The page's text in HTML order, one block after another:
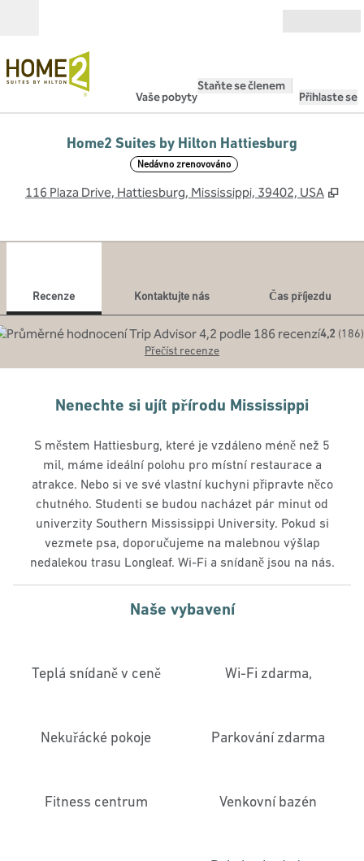
Vaše pobyty
Staňte se členem
Přihlaste se
Home2 Suites by Hilton Hattiesburg
Nedávno zrenovováno
116 Plaza Drive, Hattiesburg, Mississippi, 39402, USA ,
Recenze Kontaktujte nás
Čas příjezdu
4,2 (186)
Přečíst recenze
Nenechte si ujít přírodu Mississippi
S městem Hattiesburg, které je vzdáleno méně než 5
mil, máme ideální polohu pro místní restaurace a
atrakce. Nebo si ve své vlastní kuchyni připravte něco
chutného. Studenti se budou nacházet pár minut od
univerzity Southern Mississippi University. Pokud si
vezmete psa, doporučujeme na malebnou výšlap
nedalekou trasu Longleaf. Wi-Fi a snídaně jsou na nás.
Naše vybavení
Teplá snídaně v ceně Wi-Fi zdarma,
Nekuřácké pokoje Parkování zdarma
Fitness centrum Venkovní bazén